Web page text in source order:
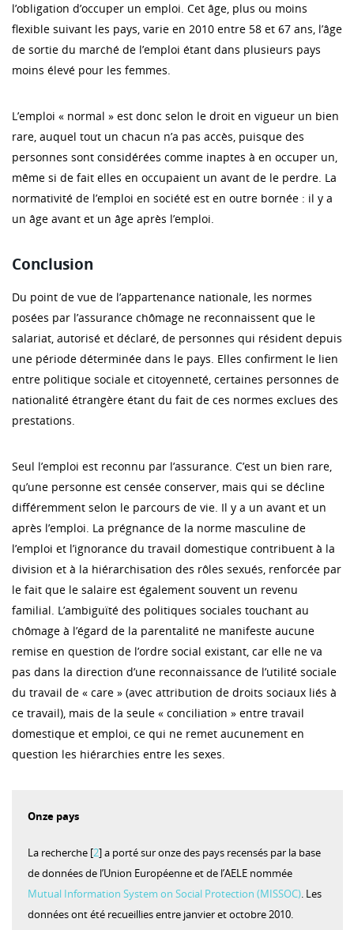
l’obligation d’occuper un emploi. Cet âge, plus ou moins
flexible suivant les pays, varie en 2010 entre 58 et 67 ans, l’âge
de sortie du marché de l’emploi étant dans plusieurs pays
moins élevé pour les femmes.
L’emploi « normal » est donc selon le droit en vigueur un bien
rare, auquel tout un chacun n’a pas accès, puisque des
personnes sont considérées comme inaptes à en occuper un,
même si de fait elles en occupaient un avant de le perdre. La
normativité de l’emploi en société est en outre bornée : il y a
un âge avant et un âge après l’emploi.
Conclusion
Du point de vue de l’appartenance nationale, les normes
posées par l’assurance chômage ne reconnaissent que le
salariat, autorisé et déclaré, de personnes qui résident depuis
une période déterminée dans le pays. Elles confirment le lien
entre politique sociale et citoyenneté, certaines personnes de
nationalité étrangère étant du fait de ces normes exclues des
prestations.
Seul l’emploi est reconnu par l’assurance. C’est un bien rare,
qu’une personne est censée conserver, mais qui se décline
différemment selon le parcours de vie. Il y a un avant et un
après l’emploi. La prégnance de la norme masculine de
l’emploi et l’ignorance du travail domestique contribuent à la
division et à la hiérarchisation des rôles sexués, renforcée par
le fait que le salaire est également souvent un revenu
familial. L’ambiguïté des politiques sociales touchant au
chômage à l’égard de la parentalité ne manifeste aucune
remise en question de l’ordre social existant, car elle ne va
pas dans la direction d’une reconnaissance de l’utilité sociale
du travail de « care » (avec attribution de droits sociaux liés à
ce travail), mais de la seule « conciliation » entre travail
domestique et emploi, ce qui ne remet aucunement en
question les hiérarchies entre les sexes.
Onze pays
La recherche [2] a porté sur onze des pays recensés par la base
de données de l’Union Européenne et de l’AELE nommée
Mutual Information System on Social Protection (MISSOC). Les
données ont été recueillies entre janvier et octobre 2010.